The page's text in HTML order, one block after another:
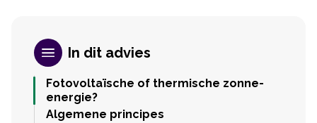
In dit advies
Fotovoltaïsche of thermische zonne-
energie?
Algemene principes